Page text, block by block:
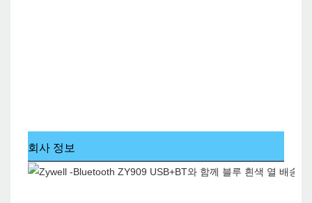
회사 정보